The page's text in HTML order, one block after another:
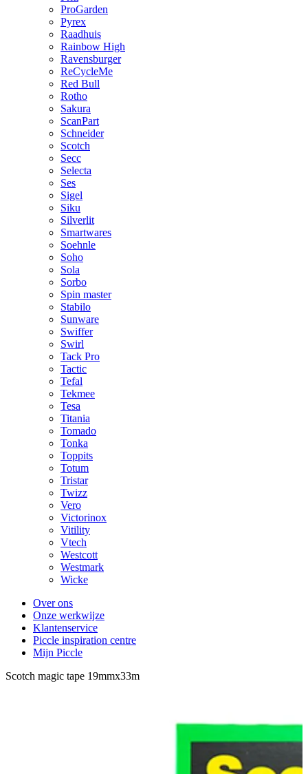
ProGarden
Pyrex
Raadhuis
Rainbow High
Ravensburger
ReCycleMe
Red Bull
Rotho
Sakura
ScanPart
Schneider
Scotch
Secc
Selecta
Ses
Sigel
Siku
Silverlit
Smartwares
Soehnle
Soho
Sola
Sorbo
Spin master
Stabilo
Sunware
Swiffer
Swirl
Tack Pro
Tactic
Tefal
Tekmee
Tesa
Titania
Tomado
Tonka
Toppits
Totum
Tristar
Twizz
Vero
Victorinox
Vitility
Vtech
Westcott
Westmark
Wicke
Over ons
Onze werkwijze
Klantenservice
Piccle inspiration centre
Mijn Piccle
Scotch magic tape 19mmx33m